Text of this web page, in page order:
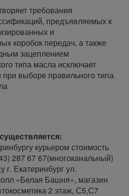
требования
предъявляемых к
и
коробок передач, а также
зацеплением
типа масла исключает
выборе правильного типа
курьером стоимость
287 67 67(многоканальный)
Екатеринбург ул.
«Белая Башня», магазин
2 этаж, С5,С7